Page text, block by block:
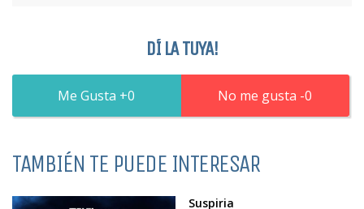
DÍ LA TUYA!
0 0
TAMBIÉN TE PUEDE INTERESAR
Suspiria